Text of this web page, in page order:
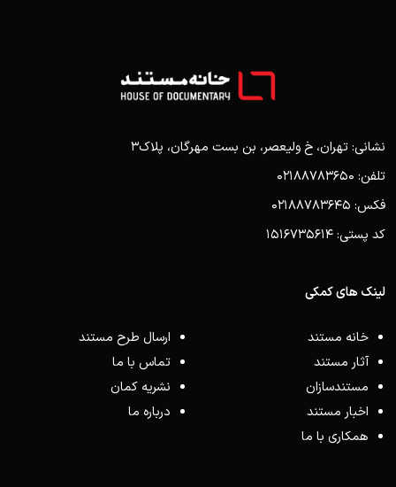
نشانی: تهران، خ ولیعصر، بن بست مهرگان، پلاک3
تلفن: 02188783650
فکس: 02188783645
کد پستی: 1516735614
لینک های کمکی
خانه مستند
آثار مستند
مستندسازان
اخبار مستند
همکاری با ما
ارسال طرح مستند
تماس با ما
نشریه کمان
درباره ما